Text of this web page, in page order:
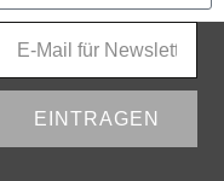
EINTRAGEN